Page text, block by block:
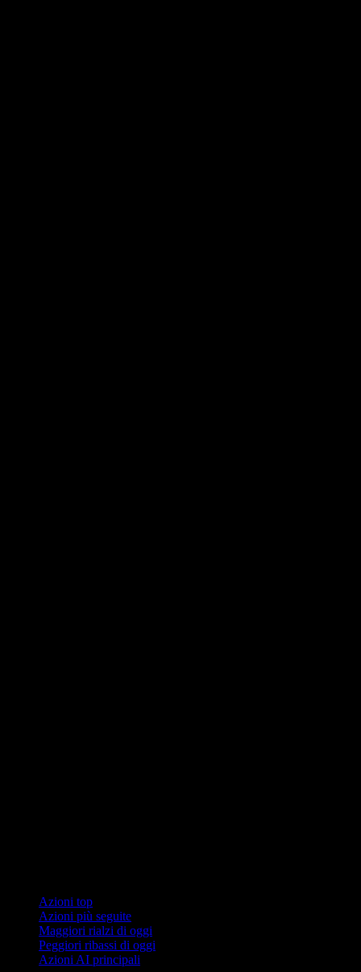
Azioni top
Azioni più seguite
Maggiori rialzi di oggi
Peggiori ribassi di oggi
Azioni AI principali